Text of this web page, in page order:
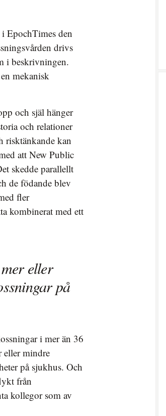
EpochTimes den
drivs
i beskrivningen.
mekanisk
och själ hänger
och relationer
risktänkande kan
att New Public
skedde parallellt
de födande blev
fler
kombinerat med ett
eller
på
i mer än 36
eller mindre
på sjukhus. Och
från
kollegor som av